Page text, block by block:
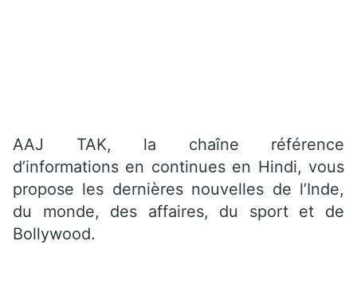
AAJ TAK, la chaîne référence
d’informations en continues en Hindi, vous
propose les dernières nouvelles de l’Inde,
du monde, des affaires, du sport et de
Bollywood.